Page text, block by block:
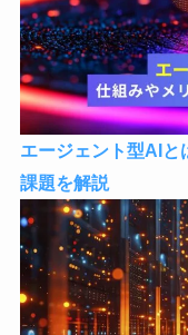
エージェント型AIと
課題を解説